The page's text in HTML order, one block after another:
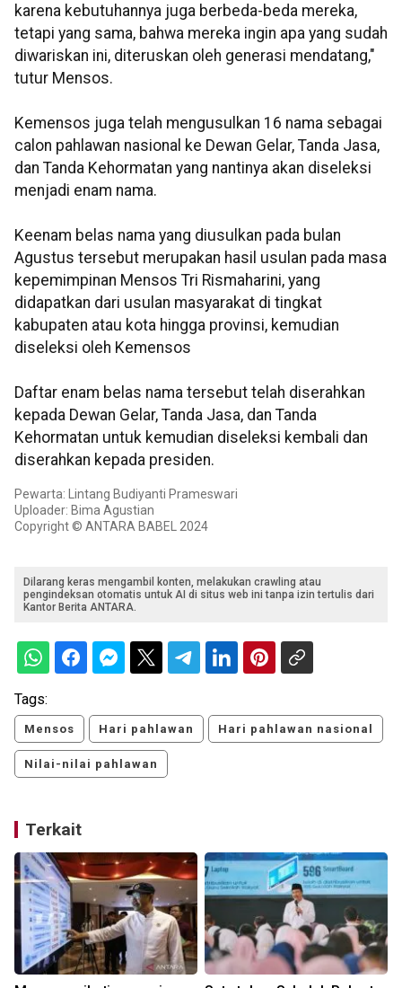
karena kebutuhannya juga berbeda-beda mereka,
tetapi yang sama, bahwa mereka ingin apa yang sudah
diwariskan ini, diteruskan oleh generasi mendatang,"
tutur Mensos.
Kemensos juga telah mengusulkan 16 nama sebagai
calon pahlawan nasional ke Dewan Gelar, Tanda Jasa,
dan Tanda Kehormatan yang nantinya akan diseleksi
menjadi enam nama.
Keenam belas nama yang diusulkan pada bulan
Agustus tersebut merupakan hasil usulan pada masa
kepemimpinan Mensos Tri Rismaharini, yang
didapatkan dari usulan masyarakat di tingkat
kabupaten atau kota hingga provinsi, kemudian
diseleksi oleh Kemensos
Daftar enam belas nama tersebut telah diserahkan
kepada Dewan Gelar, Tanda Jasa, dan Tanda
Kehormatan untuk kemudian diseleksi kembali dan
diserahkan kepada presiden.
Pewarta: Lintang Budiyanti Prameswari
Uploader: Bima Agustian
Copyright © ANTARA BABEL 2024
Dilarang keras mengambil konten, melakukan crawling atau
pengindeksan otomatis untuk AI di situs web ini tanpa izin tertulis dari
Kantor Berita ANTARA.
Tags:
Mensos Hari pahlawan Hari pahlawan nasional
Nilai-nilai pahlawan
Terkait